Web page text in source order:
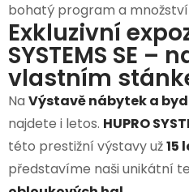
bohatý program a
Exkluzivní
SYSTEMS SE –
vlastním
Na Výstavě nábytek a
najdete i letos. HUPRO
této prestižní výstavy už15
představíme naši unikátní